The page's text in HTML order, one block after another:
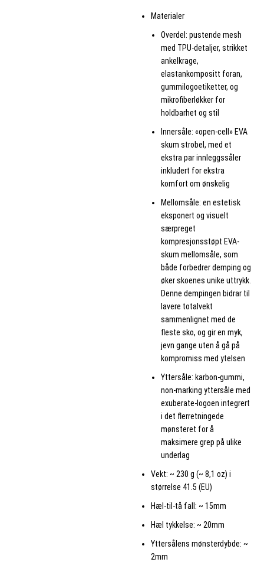
Materialer
Overdel: pustende mesh
med TPU-detaljer, strikket
ankelkrage,
elastankompositt foran,
gummilogoetiketter, og
mikrofiberløkker for
holdbarhet og stil
Innersåle: «open-cell» EVA
skum strobel, med et
ekstra par innleggssåler
inkludert for ekstra
komfort om ønskelig
Mellomsåle: en estetisk
eksponert og visuelt
særpreget
kompresjonsstøpt EVA-
skum mellomsåle, som
både forbedrer demping og
øker skoenes unike uttrykk.
Denne dempingen bidrar til
lavere totalvekt
sammenlignet med de
fleste sko, og gir en myk,
jevn gange uten å gå på
kompromiss med ytelsen
Yttersåle: karbon-gummi,
non-marking yttersåle med
exuberate-logoen integrert
i det flerretningede
mønsteret for å
maksimere grep på ulike
underlag
Vekt: ~ 230 g (~ 8,1 oz) i
størrelse 41.5 (EU)
Hæl-til-tå fall: ~ 15mm
Hæl tykkelse: ~ 20mm
Yttersålens mønsterdybde: ~
2mm